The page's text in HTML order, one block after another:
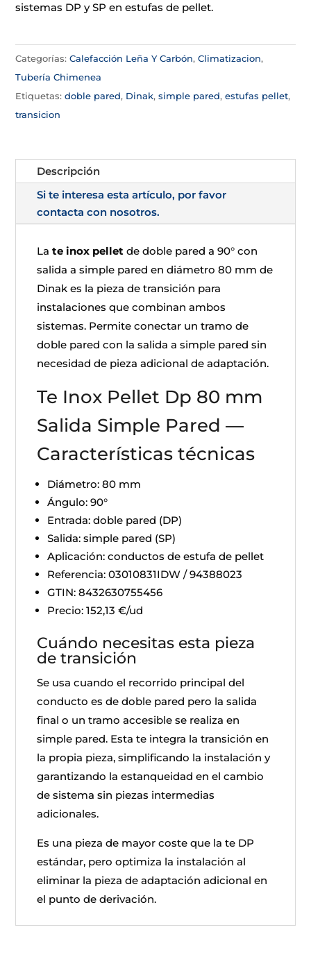
sistemas DP y SP en estufas de pellet.
Categorías:Calefacción Leña Y Carbón,Climatizacion,
Tubería Chimenea
Etiquetas:doble pared, Dinak,simple pared,estufas pellet,
transicion
Descripción
Si te interesa esta artículo, por favor
contacta con nosotros.
Late inox pellet de doble pared a 90° con
salida a simple pared en diámetro 80 mm de
Dinak es la pieza de transición para
instalaciones que combinan ambos
sistemas. Permite conectar un tramo de
doble pared con la salida a simple pared sin
necesidad de pieza adicional de adaptación.
Te Inox Pellet Dp 80 mm
Salida Simple Pared —
Características técnicas
Diámetro: 80 mm
Ángulo: 90°
Entrada: doble pared (DP)
Salida: simple pared (SP)
Aplicación: conductos de estufa de pellet
Referencia: 03010831IDW / 94388023
GTIN: 8432630755456
Precio: 152,13 €/ud
Cuándo necesitas esta pieza
de transición
Se usa cuando el recorrido principal del
conducto es de doble pared pero la salida
final o un tramo accesible se realiza en
simple pared. Esta te integra la transición en
la propia pieza, simplificando la instalación y
garantizando la estanqueidad en el cambio
de sistema sin piezas intermedias
adicionales.
Es una pieza de mayor coste que la te DP
estándar, pero optimiza la instalación al
eliminar la pieza de adaptación adicional en
el punto de derivación.